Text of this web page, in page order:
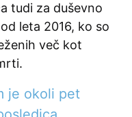
tudi za duševno
leta 2016, ko so
več kot
je okoli pet